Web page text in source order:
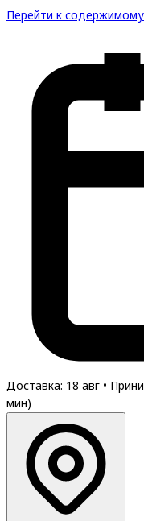
Перейти к содержимому
Доставка: 18 авг •
мин)